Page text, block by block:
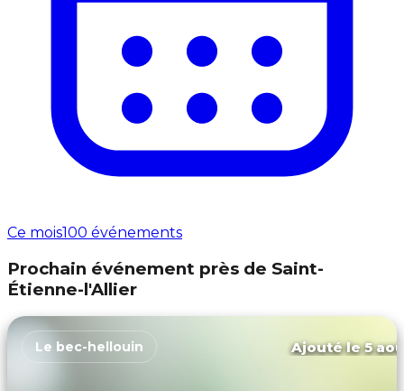
Ce mois100 événements
Prochain événement près de Saint-
Étienne-l'Allier
Le bec-hellouin Ajouté le 5